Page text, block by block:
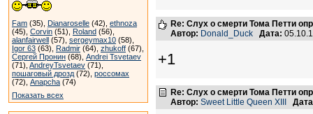
Fam (35), Dianaroselle (42), ethnoza
(45), Corvin (51), Roland (56),
alanfairwell (57), sergeymax10 (58),
Igor 63 (63), Radmir (64), zhukoff (67),
Сергей Пронин (68), Andrei Tsvetaev
(71), AndreyTsvetaev (71),
пошаговый дрозд (72), россомах
(72), Anapcha (74)
Показать всех
Re: Слух о смерти Тома Петти
Автор: Donald_Duck Дата:
+1
Re: Слух о смерти Тома Петти
Автор: Sweet Little Queen XIII